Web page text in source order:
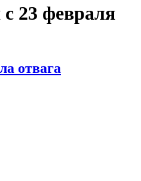
23 февраля
отвага